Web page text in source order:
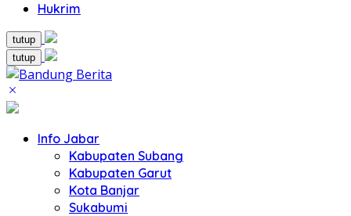
Hukrim
tutup
tutup
Info Jabar
Kabupaten Subang
Kabupaten Garut
Kota Banjar
Sukabumi